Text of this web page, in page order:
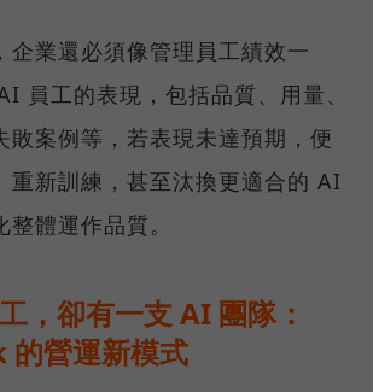
企業還必須像管理員工績效一
員工的表現，包括品質、用量、
敗案例等，若表現未達預期，便
重新訓練，甚至汰換更適合的 AI
體運作品質。
，卻有一支 AI 團隊：
營運新模式